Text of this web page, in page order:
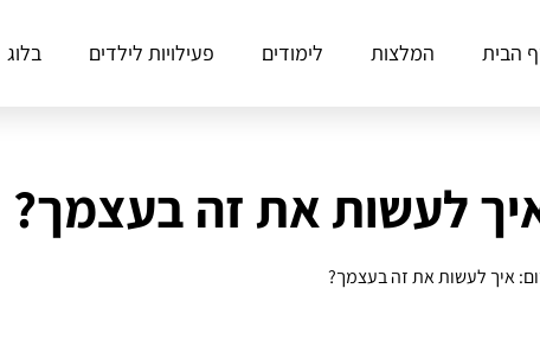
הבית המלצות לימודים פעילויות לילדים בלוג
איך לעשות את זה בעצמך?
איך לעשות את זה בעצמך?